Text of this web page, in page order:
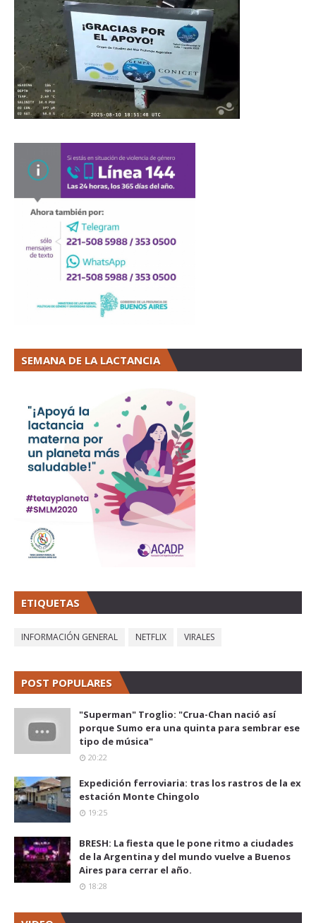
SEMANA DE LA LACTANCIA
ETIQUETAS
INFORMACIÓN GENERAL NETFLIX VIRALES
POST POPULARES
"Superman" Troglio: "Crua-Chan nació así
porque Sumo era una quinta para sembrar ese
tipo de música"
20:22
Expedición ferroviaria: tras los rastros de la ex
estación Monte Chingolo
19:25
BRESH: La fiesta que le pone ritmo a ciudades
de la Argentina y del mundo vuelve a Buenos
Aires para cerrar el año.
18:28